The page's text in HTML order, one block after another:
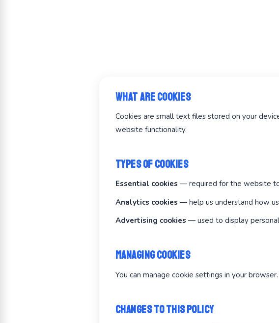
What Are Cookies
Cookies are small text files stored on your
website functionality.
Types of Cookies
Essential cookies — required for the website
Analytics cookies — help us understand how
Advertising cookies — used to display
Managing Cookies
You can manage cookie settings in your
Changes to This Policy